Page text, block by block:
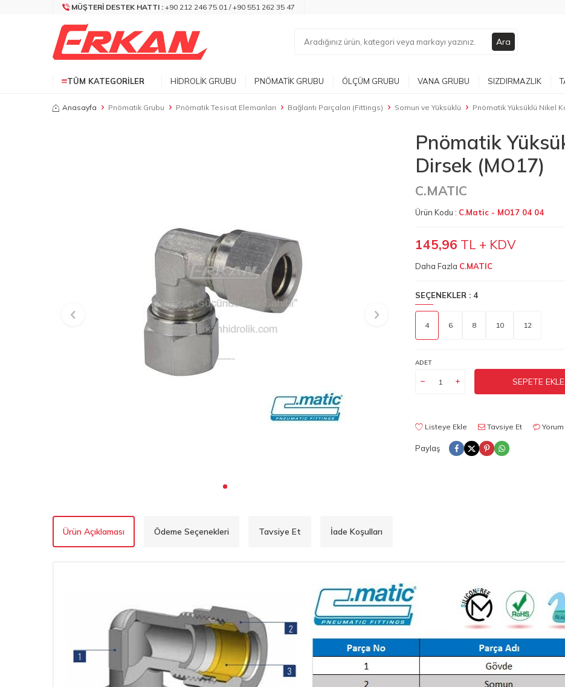
MÜŞTERI DESTEK HATTI : +90 212 246 75 01 / +90 551 262 35 47
Ara
TÜM KATEGORILER HIDROLIK GRUBU PNÖMATIK GRUBU ÖLÇÜM GRUBU VANA GRUBU SIZDIRMAZLIK
Anasayfa Pnömatik Grubu Pnömatik Tesisat Elemanları Bağlantı Parçaları (Fittings) Somun ve Yüksüklü Pnömatik Yüksüklü Nikel
Pnömatik
Dirsek (MO17)
C.MATIC
Ürün Kodu : C.Matic - MO17 04 04
145,96 TL + KDV
Daha Fazla C.MATIC
SEÇENEKLER : 4
4 6 8 10 12
ADET
SEPETE EKLE
Listeye Ekle Tavsiye Et Yorum
Paylaş
Ürün Açıklaması Ödeme Seçenekleri Tavsiye Et İade Koşulları